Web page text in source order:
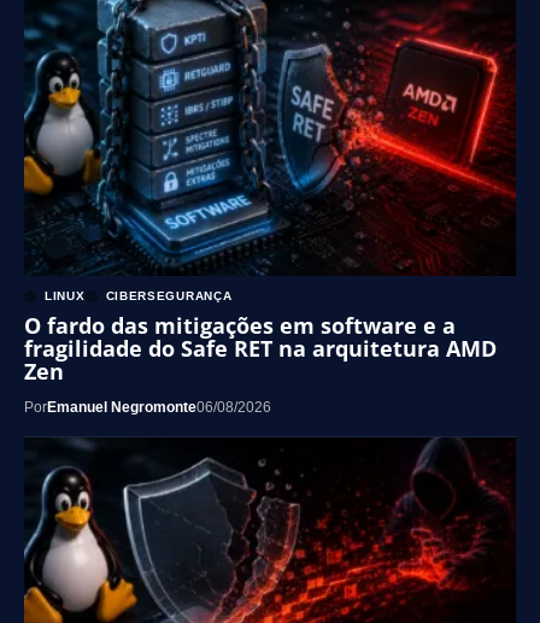
LINUX CIBERSEGURANÇA
O fardo das mitigações em software e a
fragilidade do Safe RET na arquitetura AMD
Zen
PorEmanuel Negromonte06/08/2026